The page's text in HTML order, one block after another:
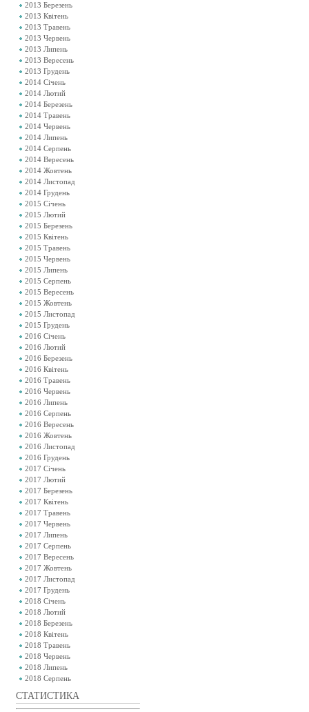
2013 Березень
2013 Квітень
2013 Травень
2013 Червень
2013 Липень
2013 Вересень
2013 Грудень
2014 Січень
2014 Лютий
2014 Березень
2014 Травень
2014 Червень
2014 Липень
2014 Серпень
2014 Вересень
2014 Жовтень
2014 Листопад
2014 Грудень
2015 Січень
2015 Лютий
2015 Березень
2015 Квітень
2015 Травень
2015 Червень
2015 Липень
2015 Серпень
2015 Вересень
2015 Жовтень
2015 Листопад
2015 Грудень
2016 Січень
2016 Лютий
2016 Березень
2016 Квітень
2016 Травень
2016 Червень
2016 Липень
2016 Серпень
2016 Вересень
2016 Жовтень
2016 Листопад
2016 Грудень
2017 Січень
2017 Лютий
2017 Березень
2017 Квітень
2017 Травень
2017 Червень
2017 Липень
2017 Серпень
2017 Вересень
2017 Жовтень
2017 Листопад
2017 Грудень
2018 Січень
2018 Лютий
2018 Березень
2018 Квітень
2018 Травень
2018 Червень
2018 Липень
2018 Серпень
СТАТИСТИКА